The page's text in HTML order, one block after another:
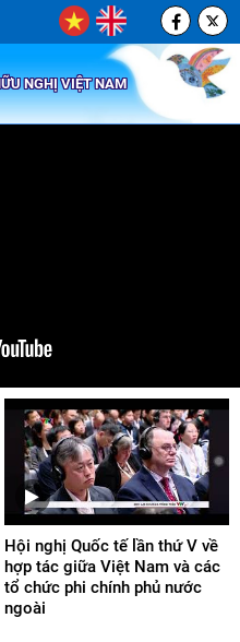
NGHỊ VIỆT NAM
Hội nghị Quốc tế lần thứ V về
hợp tác giữa Việt Nam và các
tổ chức phi chính phủ nước
ngoài